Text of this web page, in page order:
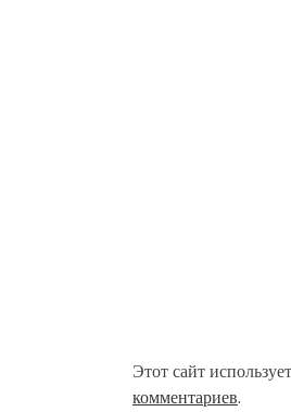
Этот сайт
комментариев.